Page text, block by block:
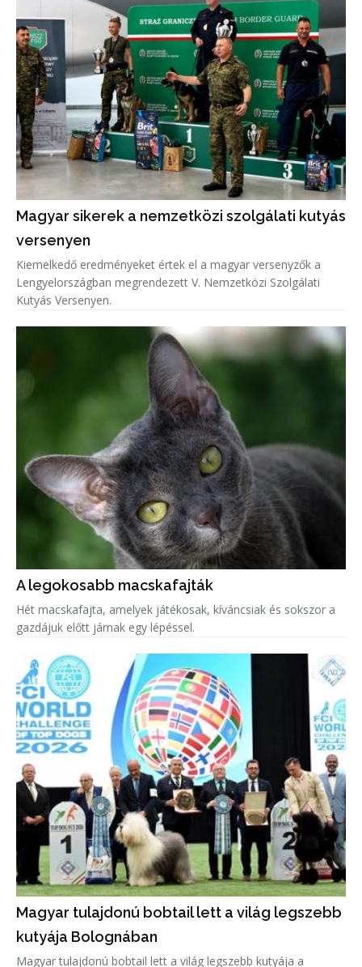
Magyar sikerek a nemzetközi szolgálati kutyás
versenyen
Kiemelkedő eredményeket értek el a magyar versenyzők a
Lengyelországban megrendezett V. Nemzetközi Szolgálati
Kutyás Versenyen.
A legokosabb macskafajták
Hét macskafajta, amelyek játékosak, kíváncsiak és sokszor a
gazdájuk előtt járnak egy lépéssel.
Magyar tulajdonú bobtail lett a világ legszebb
kutyája Bolognában
Magyar tulajdonú bobtail lett a világ legszebb kutyája a